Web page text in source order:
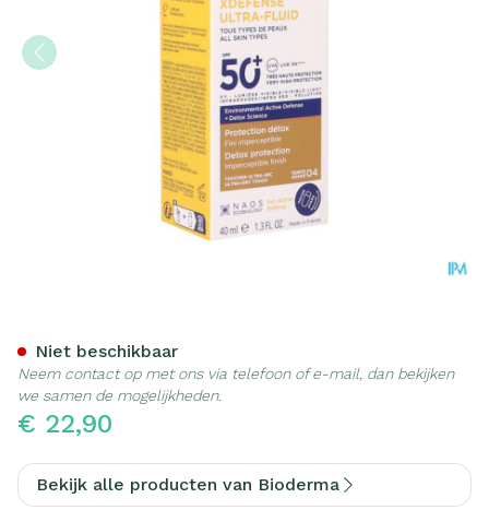
€ 22,90
Niet beschikbaar
Neem contact op met ons via telefoon of e-mail, dan bekijken
we samen de mogelijkheden.
Bekijk alle producten van Bioderma